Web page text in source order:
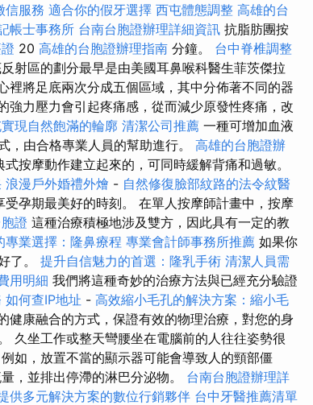
信服務 適合你的假牙選擇 西屯體態調整 高雄的台
帳士事務所 台南台胞證辦理詳細資訊 抗脂肪團按
20 高雄的台胞證辦理指南 分鐘。 台中脊椎調整
射區的劃分最早是由美國耳鼻喉科醫生菲茨傑拉
裡將足底兩次分成五個區域，其中分佈著不同的器
強力壓力會引起疼痛感，從而減少原發性疼痛，改
現自然飽滿的輪廓 清潔公司推薦 一種可增加血液
，由合格專業人員的幫助進行。 高雄的台胞證辦
按摩動作建立起來的，可同時緩解背痛和過敏。
浪漫戶外婚禮外燴 - 自然修復臉部紋路的法令紋醫
孕期最美好的時刻。 在單人按摩師計畫中，按摩
證 這種治療積極地涉及雙方，因此具有一定的教
專業選擇：隆鼻療程 專業會計師事務所推薦 如果你
了。 提升自信魅力的首選：隆乳手術 清潔人員需
用明細 我們將這種奇妙的治療方法與已經充分驗證
如何查IP地址 - 高效縮小毛孔的解決方案：縮小毛
健康融合的方式，保證有效的物理治療，對您的身
久坐工作或整天彎腰坐在電腦前的人往往姿勢很
如，放置不當的顯示器可能會導致人的頸部僵
，並排出停滯的淋巴分泌物。 台南台胞證辦理詳
供多元解決方案的數位行銷夥伴 台中牙醫推薦清單